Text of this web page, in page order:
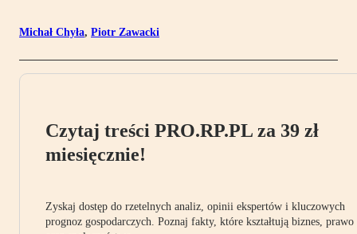
Michał Chyła, Piotr Zawacki
Czytaj treści PRO.RP.PL za 39 zł
miesięcznie!
Zyskaj dostęp do rzetelnych analiz, opinii ekspertów i kluczowych
prognoz gospodarczych. Poznaj fakty, które kształtują biznes, prawo